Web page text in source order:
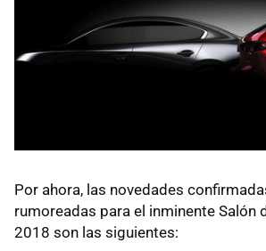
Por ahora, las novedades
rumoreadas para el inminente Salón
2018 son las siguientes: